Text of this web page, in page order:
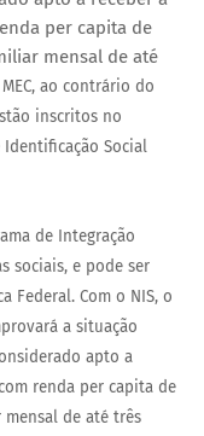
per capita de
mensal de até
ao contrário do
inscritos no
Social
de Integração
sociais, e pode ser
Federal. Com o NIS, o
a situação
apto a
renda per capita de
de até três